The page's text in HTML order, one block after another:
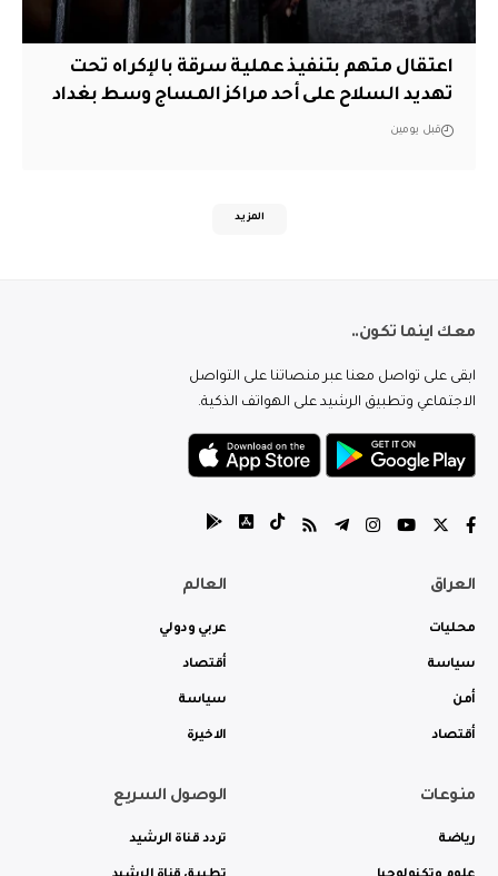
اعتقال متهم بتنفيذ عملية سرقة بالإكراه تحت
تهديد السلاح على أحد مراكز المساج وسط بغداد
قبل يومين
المزيد
معك اينما تكون..
ابقى على تواصل معنا عبر منصاتنا على التواصل
الاجتماعي وتطبيق الرشيد على الهواتف الذكية.
العراق
محليات
سياسة
أمن
أقتصاد
العالم
عربي ودولي
أقتصاد
سياسة
الاخيرة
منوعات
رياضة
الوصول السريع
تردد قناة الرشيد